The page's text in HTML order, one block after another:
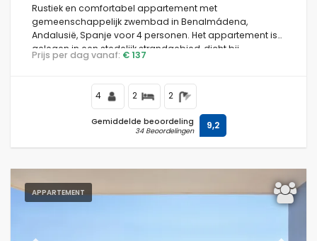
Rustiek en comfortabel appartement met
gemeenschappelijk zwembad in Benalmádena,
Andalusië, Spanje voor 4 personen. Het appartement is
gelegen in een stedelijk strandgebied, dicht bij
restaurants, cafés en supermarkten, op 500 m van het
km van de Middellandse Zee.
Prijs per dag vanaf: € 137
4 2 2
Gemiddelde beoordeling
34 Beoordelingen 9,2
APPARTEMENT